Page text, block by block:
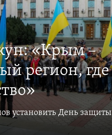
«Крым –
регион,
установить День